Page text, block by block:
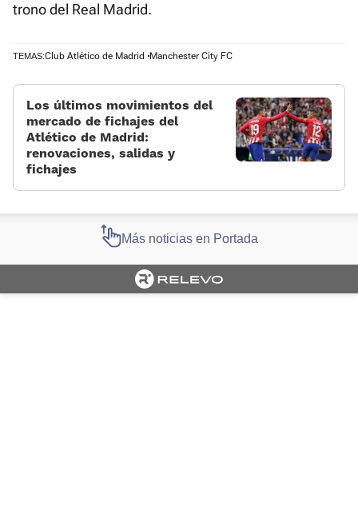
trono del Real Madrid.
TEMAS:Club Atlético de Madrid Manchester City FC
Los últimos movimientos del
mercado de fichajes del
Atlético de Madrid:
renovaciones, salidas y
fichajes
Más noticias en Portada